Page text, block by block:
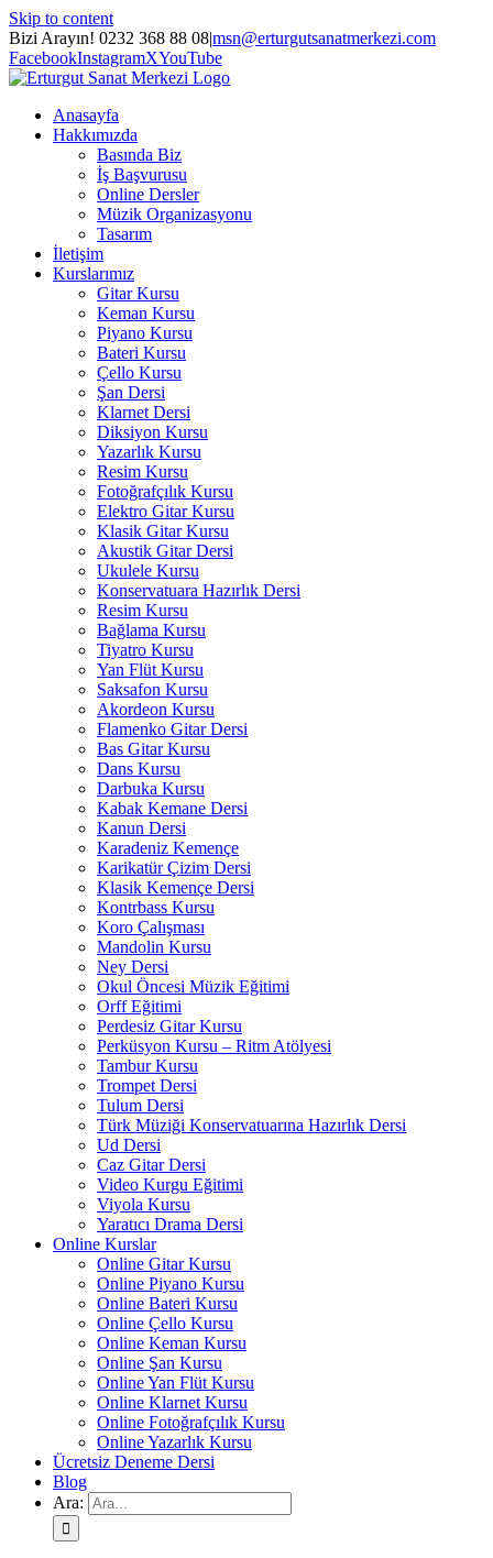
Skip to content
Bizi Arayın! 0232 368 88 08|msn@erturgutsanatmerkezi.com
FacebookInstagramXYouTube
Anasayfa
Hakkımızda
Basında Biz
İş Başvurusu
Online Dersler
Müzik Organizasyonu
Tasarım
İletişim
Kurslarımız
Gitar Kursu
Keman Kursu
Piyano Kursu
Bateri Kursu
Çello Kursu
Şan Dersi
Klarnet Dersi
Diksiyon Kursu
Yazarlık Kursu
Resim Kursu
Fotoğrafçılık Kursu
Elektro Gitar Kursu
Klasik Gitar Kursu
Akustik Gitar Dersi
Ukulele Kursu
Konservatuara Hazırlık Dersi
Resim Kursu
Bağlama Kursu
Tiyatro Kursu
Yan Flüt Kursu
Saksafon Kursu
Akordeon Kursu
Flamenko Gitar Dersi
Bas Gitar Kursu
Dans Kursu
Darbuka Kursu
Kabak Kemane Dersi
Kanun Dersi
Karadeniz Kemençe
Karikatür Çizim Dersi
Klasik Kemençe Dersi
Kontrbass Kursu
Koro Çalışması
Mandolin Kursu
Ney Dersi
Okul Öncesi Müzik Eğitimi
Orff Eğitimi
Perdesiz Gitar Kursu
Perküsyon Kursu – Ritm Atölyesi
Tambur Kursu
Trompet Dersi
Tulum Dersi
Türk Müziği Konservatuarına Hazırlık Dersi
Ud Dersi
Caz Gitar Dersi
Video Kurgu Eğitimi
Viyola Kursu
Yaratıcı Drama Dersi
Online Kurslar
Online Gitar Kursu
Online Piyano Kursu
Online Bateri Kursu
Online Çello Kursu
Online Keman Kursu
Online Şan Kursu
Online Yan Flüt Kursu
Online Klarnet Kursu
Online Fotoğrafçılık Kursu
Online Yazarlık Kursu
Ücretsiz Deneme Dersi
Blog
Ara: